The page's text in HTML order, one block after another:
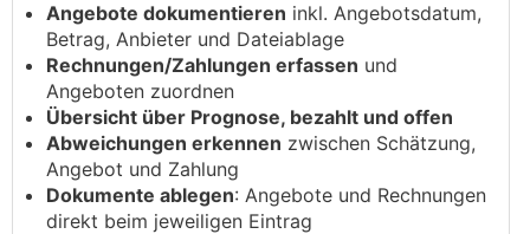
Angebote dokumentieren inkl. Angebotsdatum,
Betrag, Anbieter und Dateiablage
Rechnungen/Zahlungen erfassen und
Angeboten zuordnen
Übersicht über Prognose, bezahlt und offen
Abweichungen erkennen zwischen Schätzung,
Angebot und Zahlung
Dokumente ablegen: Angebote und Rechnungen
direkt beim jeweiligen Eintrag